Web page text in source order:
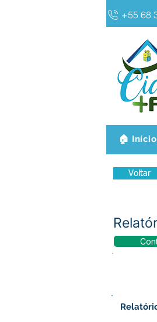
+55 68
🏠 Início
Voltar